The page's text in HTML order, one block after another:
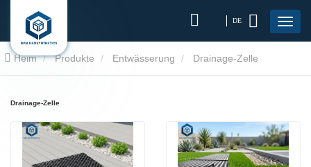
DE
Heim Produkte Entwässerung Drainage-Zelle
Drainage-Zelle